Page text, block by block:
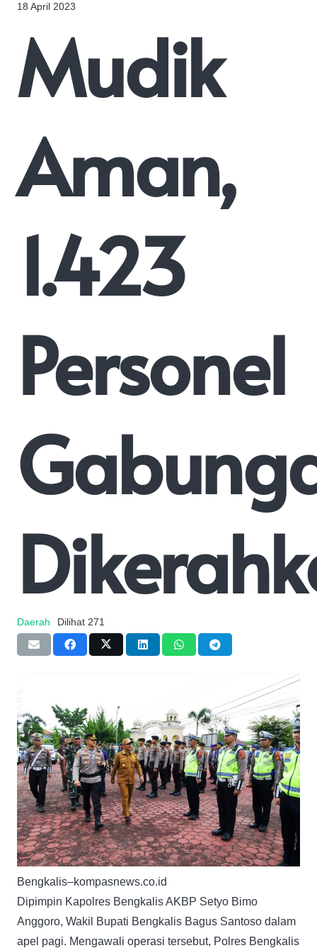
18 April 2023
Mudik
Aman,
1.423
Personel
Daerah Dilihat 271
Bengkalis–kompasnews.co.id
Dipimpin Kapolres Bengkalis AKBP Setyo Bimo
Anggoro, Wakil Bupati Bengkalis Bagus Santoso dalam
apel pagi. Mengawali operasi tersebut, Polres Bengkalis